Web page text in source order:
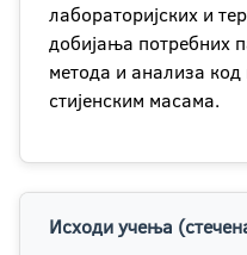
лабораторијских и
добијања потребних
метода и анализа
стијенским масама.
Исходи учења